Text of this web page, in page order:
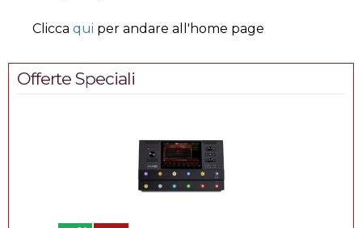
Clicca qui per andare all'home page
Offerte Speciali